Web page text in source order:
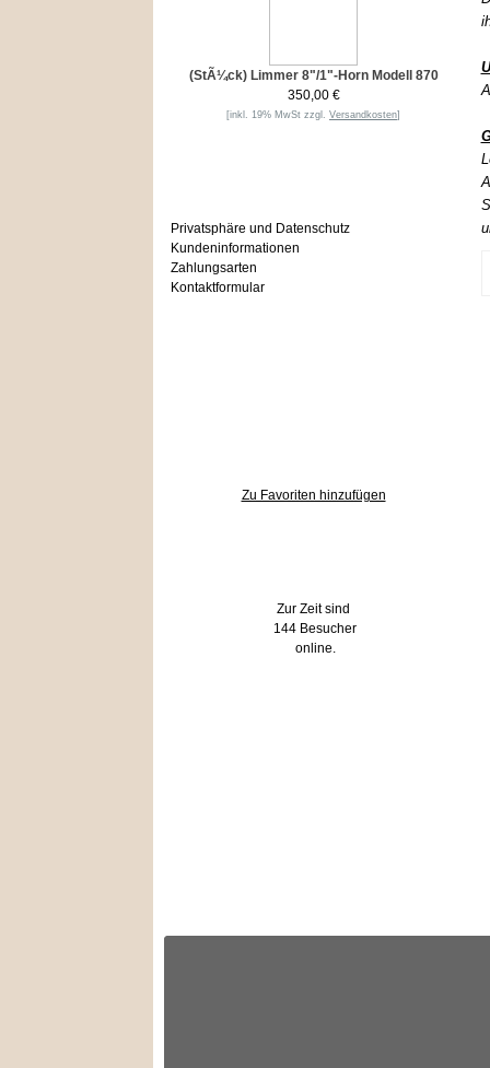
(StÃ¼ck) Limmer 8"/1"-Horn Modell 870
350,00 €
[inkl. 19% MwSt zzgl. Versandkosten]
Privatsphäre und Datenschutz
Kundeninformationen
Zahlungsarten
Kontaktformular
Zu Favoriten hinzufügen
Zur Zeit sind
144 Besucher
online.